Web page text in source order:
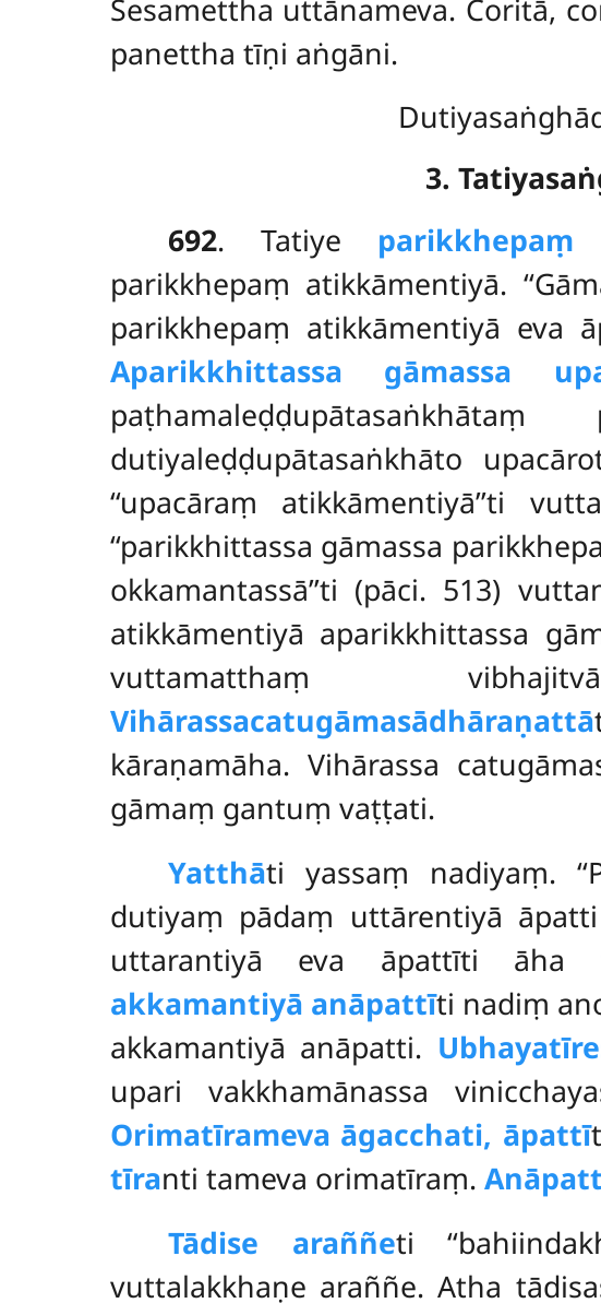
Sesamettha uttānameva. Coritā,
panettha tīṇi aṅgāni.
3.
692. Tatiye
parikkhepaṃ atikkāmentiyā.
parikkhepaṃ atikkāmentiyā eva
Aparikkhittassa gāmassa
dutiyaleḍḍupātasaṅkhāto
‘‘upacāraṃ atikkāmentiyā’’ti
‘‘parikkhittassa gāmassa
okkamantassā’’ti (pāci. 513)
atikkāmentiyā aparikkhittassa
vuttamatthaṃ
Vihārassacatugāmasādhāraṇattā
kāraṇamāha. Vihārassa
gāmaṃ gantuṃ vaṭṭati.
Yatthāti yassaṃ nadiyaṃ.
dutiyaṃ pādaṃ uttārentiyā āpatti
uttarantiyā eva āpattīti āha
akkamantiyā anāpattīti nadiṃ
akkamantiyā anāpatti.
upari vakkhamānassa
Orimatīrameva āgacchati, āpattī
tīranti tameva orimatīraṃ.
Tādise araññeti
vuttalakkhaṇe araññe. Atha